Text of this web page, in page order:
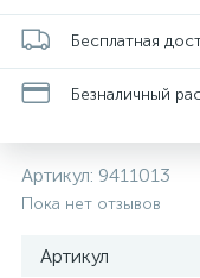
Бесплатная
Безналичный
Артикул: 9411013
Пока нет отзывов
Артикул